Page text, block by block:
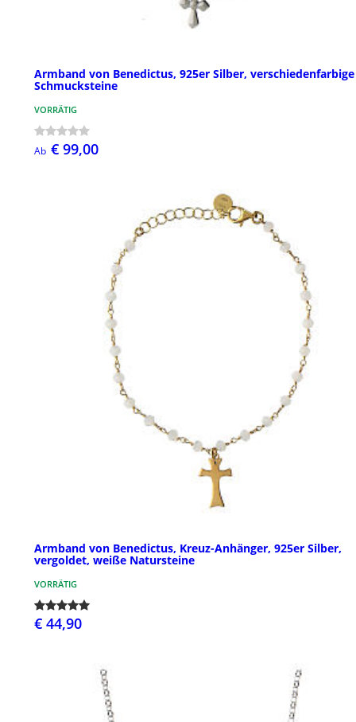
Armband von Benedictus, 925er Silber, verschiedenfarbige
Schmucksteine
VORRÄTIG
Ab € 99,00
Armband von Benedictus, Kreuz-Anhänger, 925er Silber,
vergoldet, weiße Natursteine
VORRÄTIG
€ 44,90